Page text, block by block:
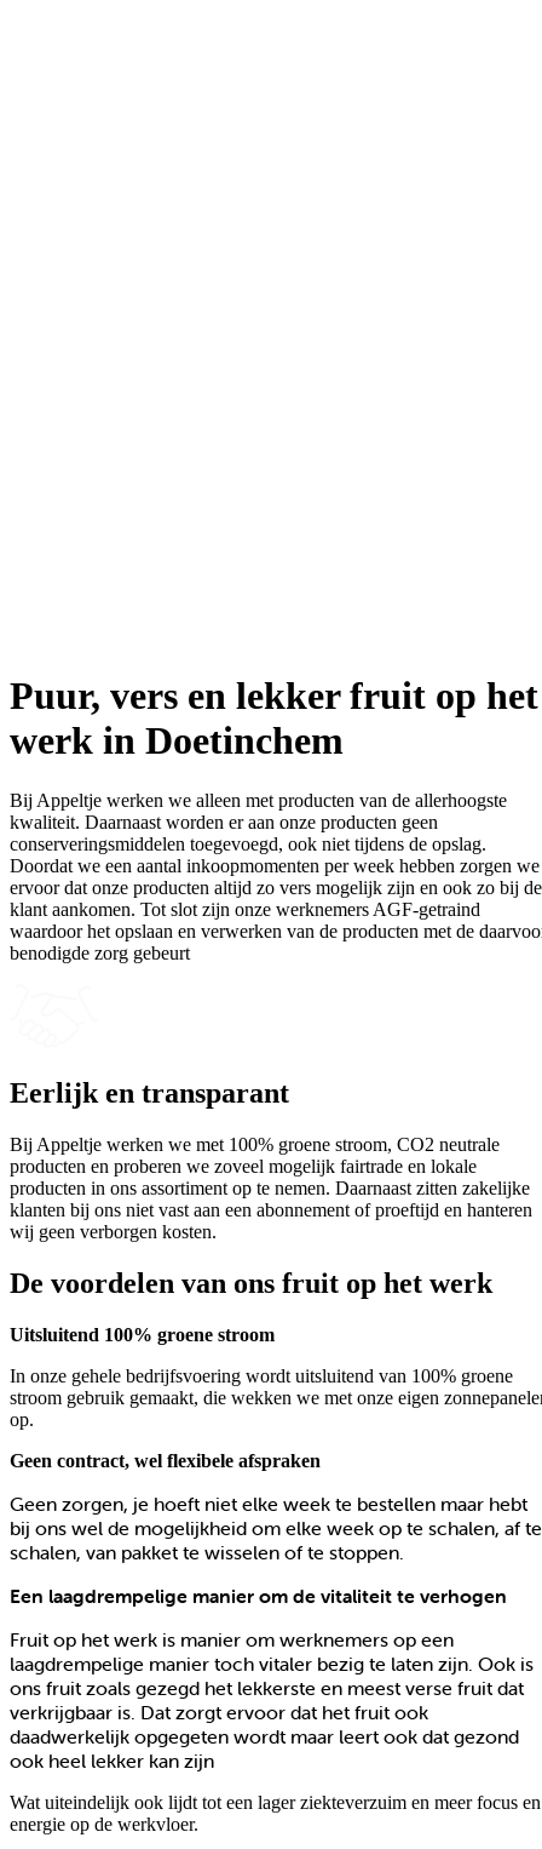
Puur, vers en lekker fruit op het
werk in Doetinchem
Bij Appeltje werken we alleen met producten van de allerhoogste
kwaliteit. Daarnaast worden er aan onze producten geen
conserveringsmiddelen toegevoegd, ook niet tijdens de opslag.
Doordat we een aantal inkoopmomenten per week hebben zorgen we
ervoor dat onze producten altijd zo vers mogelijk zijn en ook zo bij de
klant aankomen. Tot slot zijn onze werknemers AGF-getraind
waardoor het opslaan en verwerken van de producten met de
benodigde zorg gebeurt
Eerlijk en transparant
Bij Appeltje werken we met 100% groene stroom, CO2 neutrale
producten en proberen we zoveel mogelijk fairtrade en lokale
producten in ons assortiment op te nemen. Daarnaast zitten zakelijke
klanten bij ons niet vast aan een abonnement of proeftijd en hanteren
wij geen verborgen kosten.
De voordelen van ons fruit op het werk
Uitsluitend 100% groene stroom
In onze gehele bedrijfsvoering wordt uitsluitend van 100% groene
stroom gebruik gemaakt, die wekken we met onze eigen
op.
Geen contract, wel flexibele afspraken
Geen zorgen, je hoeft niet elke week te bestellen maar hebt
bij ons wel de mogelijkheid om elke week op te schalen, af te
schalen, van pakket te wisselen of te stoppen.
Een laagdrempelige manier om de vitaliteit te verhogen
Fruit op het werk is manier om werknemers op een
laagdrempelige manier toch vitaler bezig te laten zijn. Ook is
ons fruit zoals gezegd het lekkerste en meest verse fruit dat
verkrijgbaar is. Dat zorgt ervoor dat het fruit ook
daadwerkelijk opgegeten wordt maar leert ook dat gezond
ook heel lekker kan zijn
Wat uiteindelijk ook lijdt tot een lager ziekteverzuim en meer focus en
energie op de werkvloer.